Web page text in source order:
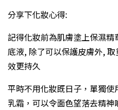
分享下化妝心得:
記得化妝前為肌膚塗上保濕
底液, 除了可以保護皮膚外,
效更持久
平時不用化妝既日子，單獨
乳霜，可以令面色望落去精